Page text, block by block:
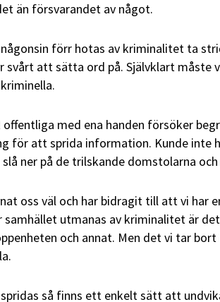
än försvarandet av något.
förr hotas av kriminalitet ta
att sätta ord på. Självklart måste
med ena handen försöker
för att sprida information. Kunde inte
ner på de trilskande domstolarna och
oss väl och har bidragit till att vi har
samhället utmanas av kriminalitet är
och annat. Men det vi tar
så finns ett enkelt sätt att